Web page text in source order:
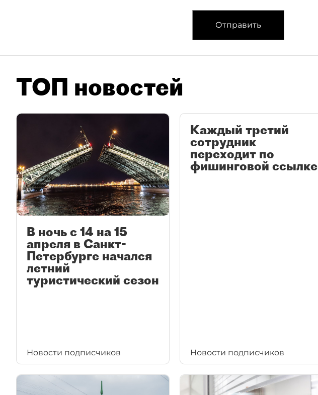
Отправить
ТОП новостей
В ночь с 14 на 15
апреля в Санкт-
Петербурге начался
летний
туристический сезон
Новости подписчиков
Каждый третий
сотрудник
переходит по
фишинговой ссылке
Новости подписчиков